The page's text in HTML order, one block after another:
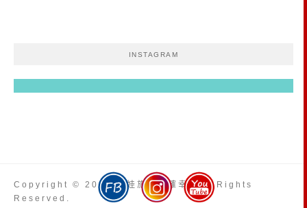
INSTAGRAM
Copyright © 2026 依娃旅行小確幸. All Rights
Reserved.